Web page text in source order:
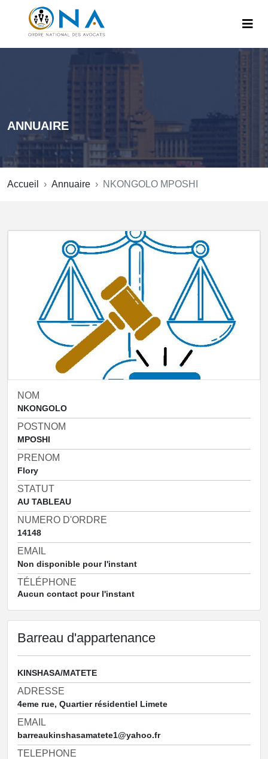
ANNUAIRE
Accueil Annuaire NKONGOLO MPOSHI
NOM
NKONGOLO
POSTNOM
MPOSHI
PRENOM
Flory
STATUT
AU TABLEAU
NUMERO D'ORDRE
14148
EMAIL
Non disponible pour l'instant
TÉLÉPHONE
Aucun contact pour l'instant
Barreau d'appartenance
KINSHASA/MATETE
ADRESSE
4eme rue, Quartier résidentiel Limete
EMAIL
barreaukinshasamatete1@yahoo.fr
TELEPHONE